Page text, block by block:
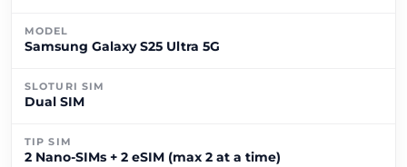
MODEL
Samsung Galaxy S25 Ultra 5G
SLOTURI SIM
Dual SIM
TIP SIM
2 Nano-SIMs + 2 eSIM (max 2 at a time)